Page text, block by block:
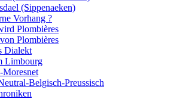
(Sippenaeken)
Vorhang ?
Plombières
Plombières
Dialekt
Limbourg
Belgisch-Preussisch